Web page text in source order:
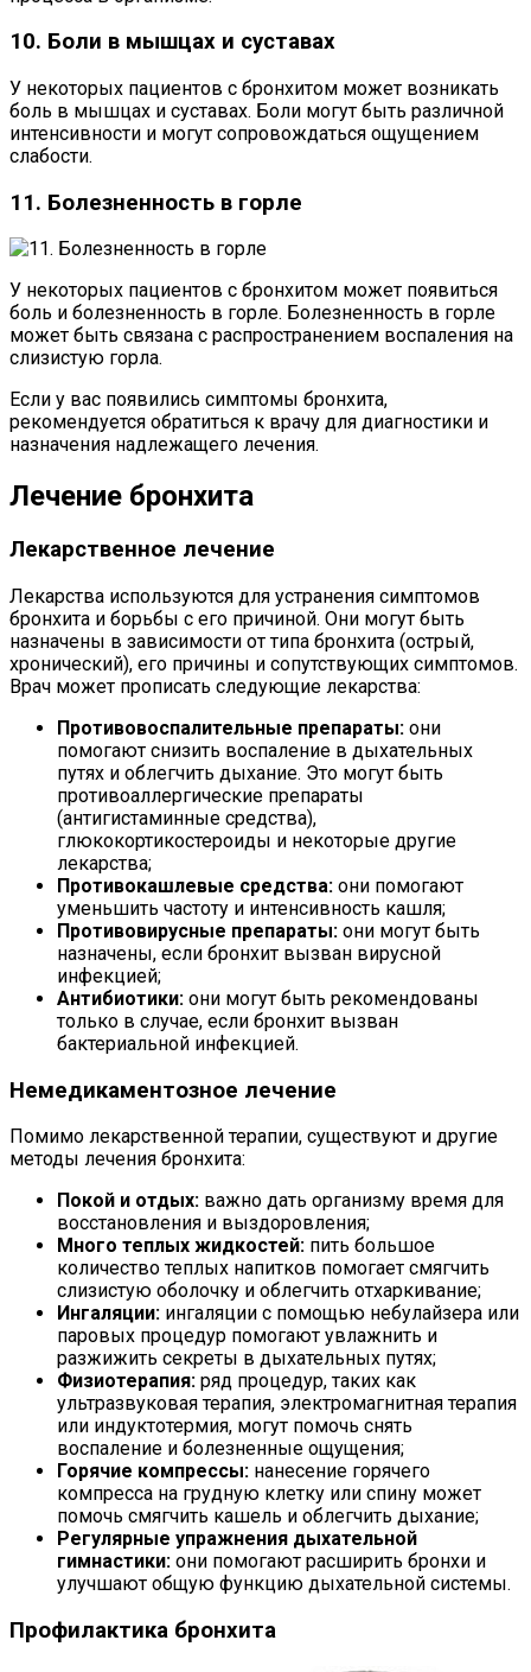
10. Боли в мышцах и суставах
У некоторых пациентов с бронхитом может возникать
боль в мышцах и суставах. Боли могут быть различной
интенсивности и могут сопровождаться ощущением
слабости.
11. Болезненность в горле
У некоторых пациентов с бронхитом может появиться
боль и болезненность в горле. Болезненность в горле
может быть связана с распространением воспаления на
слизистую горла.
Если у вас появились симптомы бронхита,
рекомендуется обратиться к врачу для диагностики и
назначения надлежащего лечения.
Лечение бронхита
Лекарственное лечение
Лекарства используются для устранения симптомов
бронхита и борьбы с его причиной. Они могут быть
назначены в зависимости от типа бронхита (острый,
хронический), его причины и сопутствующих симптомов.
Врач может прописать следующие лекарства:
Противовоспалительные препараты: они
помогают снизить воспаление в дыхательных
путях и облегчить дыхание. Это могут быть
противоаллергические препараты
(антигистаминные средства),
глюкокортикостероиды и некоторые другие
лекарства;
Противокашлевые средства: они помогают
уменьшить частоту и интенсивность кашля;
Противовирусные препараты: они могут быть
назначены, если бронхит вызван вирусной
инфекцией;
Антибиотики: они могут быть рекомендованы
только в случае, если бронхит вызван
бактериальной инфекцией.
Немедикаментозное лечение
Помимо лекарственной терапии, существуют и другие
методы лечения бронхита:
Покой и отдых: важно дать организму время для
восстановления и выздоровления;
Много теплых жидкостей: пить большое
количество теплых напитков помогает смягчить
слизистую оболочку и облегчить отхаркивание;
Ингаляции: ингаляции с помощью небулайзера или
паровых процедур помогают увлажнить и
разжижить секреты в дыхательных путях;
Физиотерапия: ряд процедур, таких как
ультразвуковая терапия, электромагнитная терапия
или индуктотермия, могут помочь снять
воспаление и болезненные ощущения;
Горячие компрессы: нанесение горячего
компресса на грудную клетку или спину может
помочь смягчить кашель и облегчить дыхание;
Регулярные упражнения дыхательной
гимнастики: они помогают расширить бронхи и
улучшают общую функцию дыхательной системы.
Профилактика бронхита